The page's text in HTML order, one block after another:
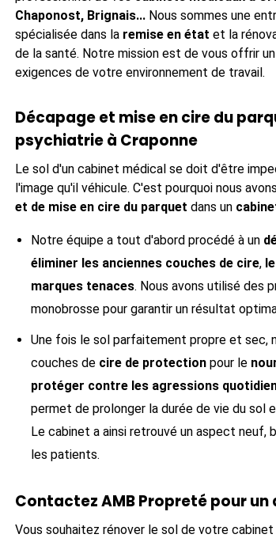
Chaponost, Brignais... Nous sommes une
spécialisée dans la remise en état et la
de la santé. Notre mission est de vous offrir
exigences de votre environnement de travail.
Décapage et mise en cire du
psychiatrie à Craponne
Le sol d'un cabinet médical se doit d'être
l'image qu'il véhicule. C'est pourquoi nous
et de mise en cire du parquet dans un
Notre équipe a tout d'abord procédé à un
éliminer les anciennes couches de cire,
marques tenaces. Nous avons utilisé des
monobrosse pour garantir un résultat
Une fois le sol parfaitement propre et sec,
couches de cire de protection pour le
protéger contre les agressions
permet de prolonger la durée de vie du sol
Le cabinet a ainsi retrouvé un aspect neuf,
les patients.
Contactez AMB Propreté pour
Vous souhaitez rénover le sol de votre cabinet